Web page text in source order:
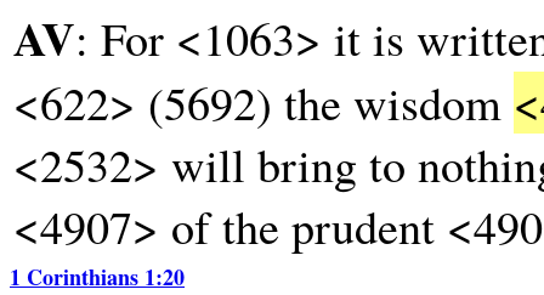
AV: For <1063> it is
<622> (5692) the wisdom
<2532> will bring to
<4907> of the prudent
1 Corinthians 1:20